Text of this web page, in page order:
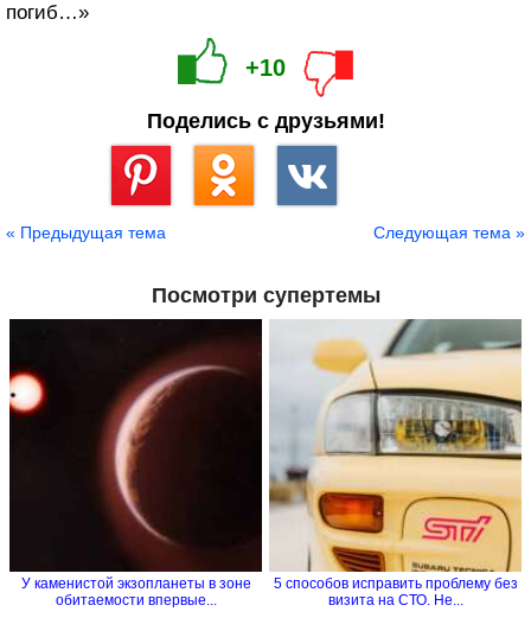
погиб…»
+10
Поделись с друзьями!
« Предыдущая тема Следующая тема »
Посмотри супертемы
У каменистой экзопланеты в зоне
обитаемости впервые...
5 способов исправить проблему без
визита на СТО. Не...